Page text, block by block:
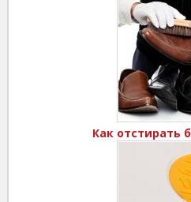
Как отстирать